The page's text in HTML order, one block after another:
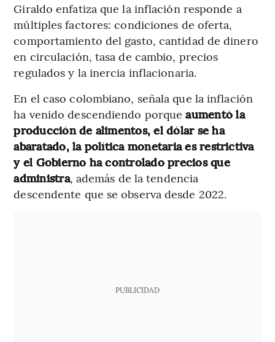
Giraldo enfatiza que la inflación responde a
múltiples factores: condiciones de oferta,
comportamiento del gasto, cantidad de dinero
en circulación, tasa de cambio, precios
regulados y la inercia inflacionaria.
En el caso colombiano, señala que la inflación
ha venido descendiendo porqueaumentó la
producción de alimentos, el dólar se ha
abaratado, la política monetaria es restrictiva
y el Gobierno ha controlado precios que
administra, además de la tendencia
descendente que se observa desde 2022.
PUBLICIDAD